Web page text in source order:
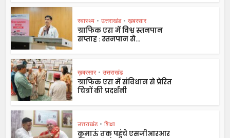
स्वास्थ्य • उत्तराखंड • ख़बरसार
ग्राफिक एरा में विश्व स्तनपान
सप्ताह : स्तनपान से...
ख़बरसार • उत्तराखंड
ग्राफिक एरा में संविधान से प्रेरित
चित्रों की प्रदर्शनी
उत्तराखंड • शिक्षा
कुमाऊं तक पहुंचे एसजीआरआर